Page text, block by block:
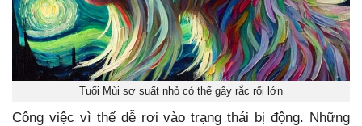
Tuổi Mùi sơ suất nhỏ có thể gây rắc rối lớn
Công việc vì thế dễ rơi vào trạng thái bị động. Những